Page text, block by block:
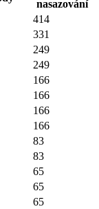
nasazování
414
331
249
249
166
166
166
166
83
83
65
65
65